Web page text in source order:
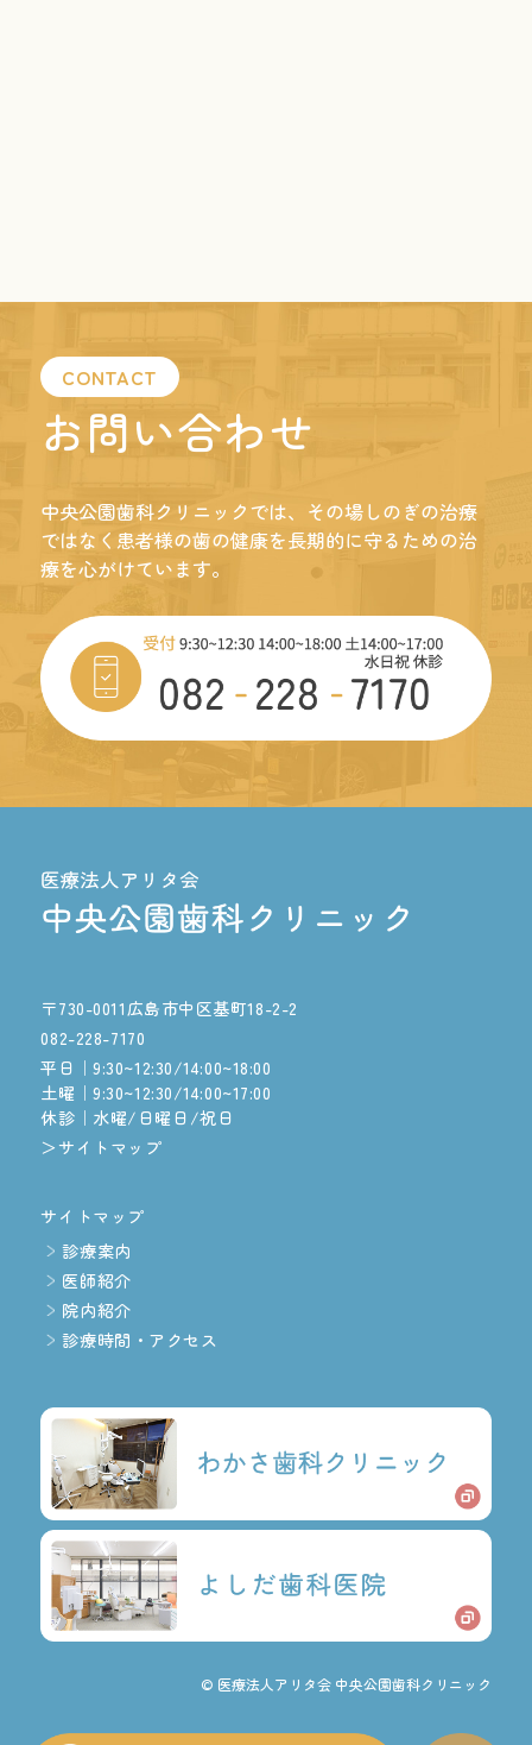
CONTACT
お問い合わせ
中央公園歯科クリニックでは、 その場しのぎの治療
ではなく 患者様の歯の健康を長期的に守るための治
療を心がけています。
〒730-0011広島市中区基町18-2-2
082-228-7170
平日｜9:30~12:30/14:00~18:00
土曜｜9:30~12:30/14:00~17:00
休診｜水曜/日曜日/祝日
＞サイトマップ
サイトマップ
診療案内
医師紹介
院内紹介
診療時間・アクセス
© 医療法人アリタ会 中央公園歯科クリニック